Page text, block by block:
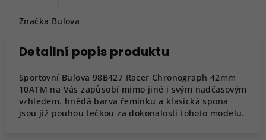
Značka Bulova
Detailní popis produktu
Sportovní Bulova 98B427 Racer Chronograph 42mm
10ATM na Vás zapůsobí mimo jiné i svým nadčasovým
vzhledem. hnědá barva řemínku a klasická spona
jsou již pouhou tečkou za dokonalostí tohoto modelu.